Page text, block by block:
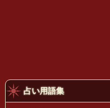
占い用語集